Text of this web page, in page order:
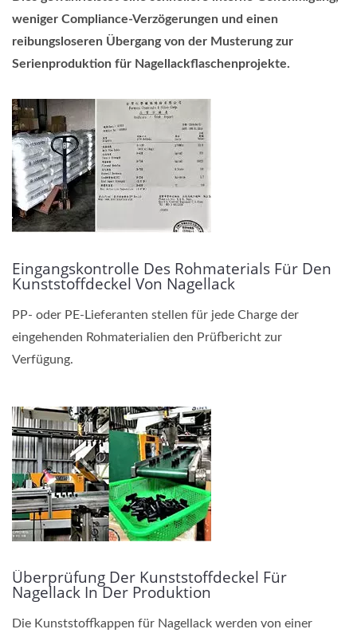
weniger Compliance-Verzögerungen und einen
reibungsloseren Übergang von der Musterung zur
Serienproduktion für Nagellackflaschenprojekte.
Eingangskontrolle Des Rohmaterials Für Den
Kunststoffdeckel Von Nagellack
PP- oder PE-Lieferanten stellen für jede Charge der
eingehenden Rohmaterialien den Prüfbericht zur
Verfügung.
Überprüfung Der Kunststoffdeckel Für
Nagellack In Der Produktion
Die Kunststoffkappen für Nagellack werden von einer